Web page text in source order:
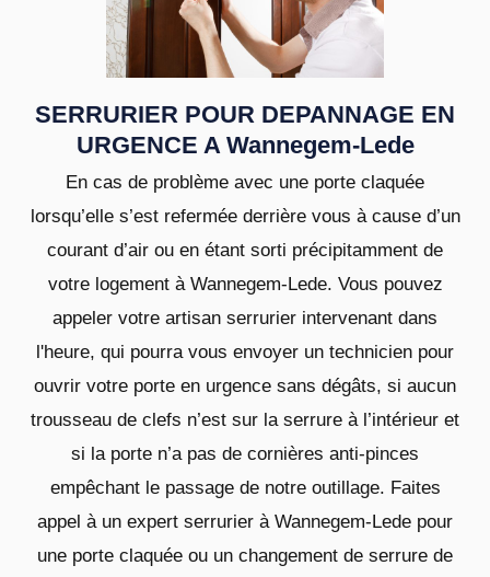
SERRURIER POUR DEPANNAGE EN
URGENCE A Wannegem-Lede
En cas de problème avec une porte claquée
lorsqu’elle s’est refermée derrière vous à cause d’un
courant d’air ou en étant sorti précipitamment de
votre logement à Wannegem-Lede. Vous pouvez
appeler votre artisan serrurier intervenant dans
l'heure, qui pourra vous envoyer un technicien pour
ouvrir votre porte en urgence sans dégâts, si aucun
trousseau de clefs n’est sur la serrure à l’intérieur et
si la porte n’a pas de cornières anti-pinces
empêchant le passage de notre outillage. Faites
appel à un expert serrurier à Wannegem-Lede pour
une porte claquée ou un changement de serrure de